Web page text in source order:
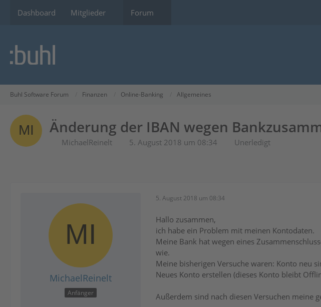
Dashboard Mitglieder Forum
Buhl Software Forum Finanzen Online-Banking Allgemeines
Änderung der IBAN wegen
MichaelReinelt 5. August 2018 um 08:34 Unerledigt
MichaelReinelt
Anfänger
5. August 2018 um 08:34
Hallo zusammen,
ich habe ein Problem mit meinen Kontodaten.
Meine Bank hat wegen eines
wie.
Meine bisherigen Versuche waren: Konto neu
Neues Konto erstellen (dieses Konto bleibt
Außerdem sind nach diesen Versuchen meine